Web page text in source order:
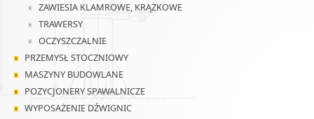
ZAWIESIA KLAMROWE, KRĄŻKOWE
TRAWERSY
OCZYSZCZALNIE
PRZEMYSŁ STOCZNIOWY
MASZYNY BUDOWLANE
POZYCJONERY SPAWALNICZE
WYPOSAŻENIE DŹWIGNIC